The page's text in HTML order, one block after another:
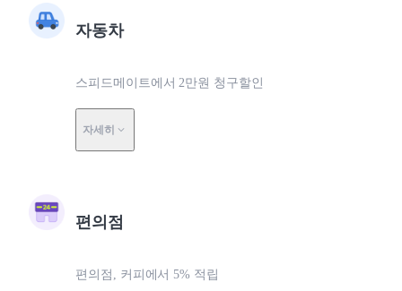
자동차
스피드메이트에서 2만원 청구할인
자세히
편의점
편의점, 커피에서 5% 적립